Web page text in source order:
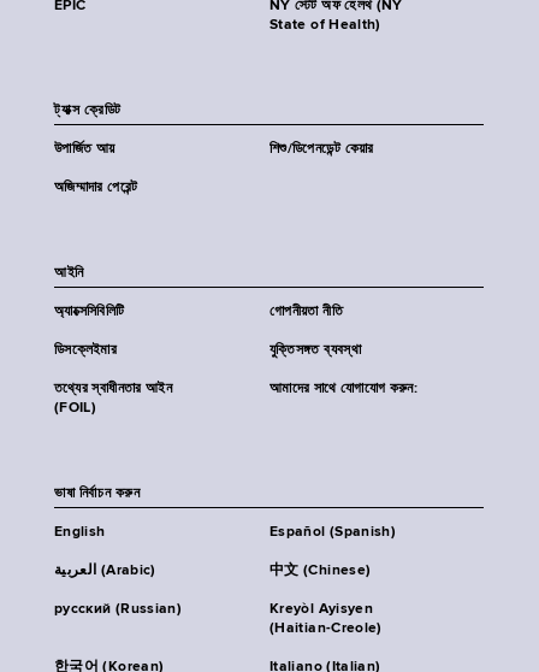
EPIC
NY স্টেট অফ হেলথ (NY
State of Health)
ট্যাক্স ক্রেডিট
উপার্জিত আয় শিশু/ডিপেনডেন্ট কেয়ার
অজিম্মাদার পেরেন্ট
আইনি
অ্যাক্সেসিবিলিটি গোপনীয়তা নীতি
ডিসক্লেইমার যুক্তিসঙ্গত ব্যবস্থা
তথ্যের স্বাধীনতার আইন
(FOIL)
আমাদের সাথে যোগাযোগ করুন:
ভাষা নির্বাচন করুন
English Español (Spanish)
العربية (Arabic) 中文 (Chinese)
русский (Russian)
Kreyòl Ayisyen
(Haitian-Creole)
한국어 (Korean) Italiano (Italian)